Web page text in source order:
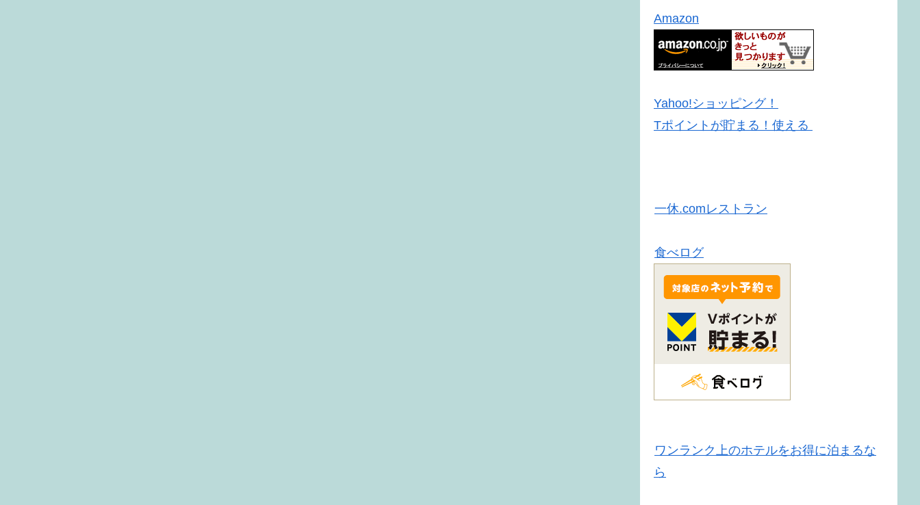
Amazon
Yahoo!ショッピング！
Tポイントが貯まる！使える
一休.comレストラン
食べログ
ワンランク上のホテルをお得に泊まるな
ら